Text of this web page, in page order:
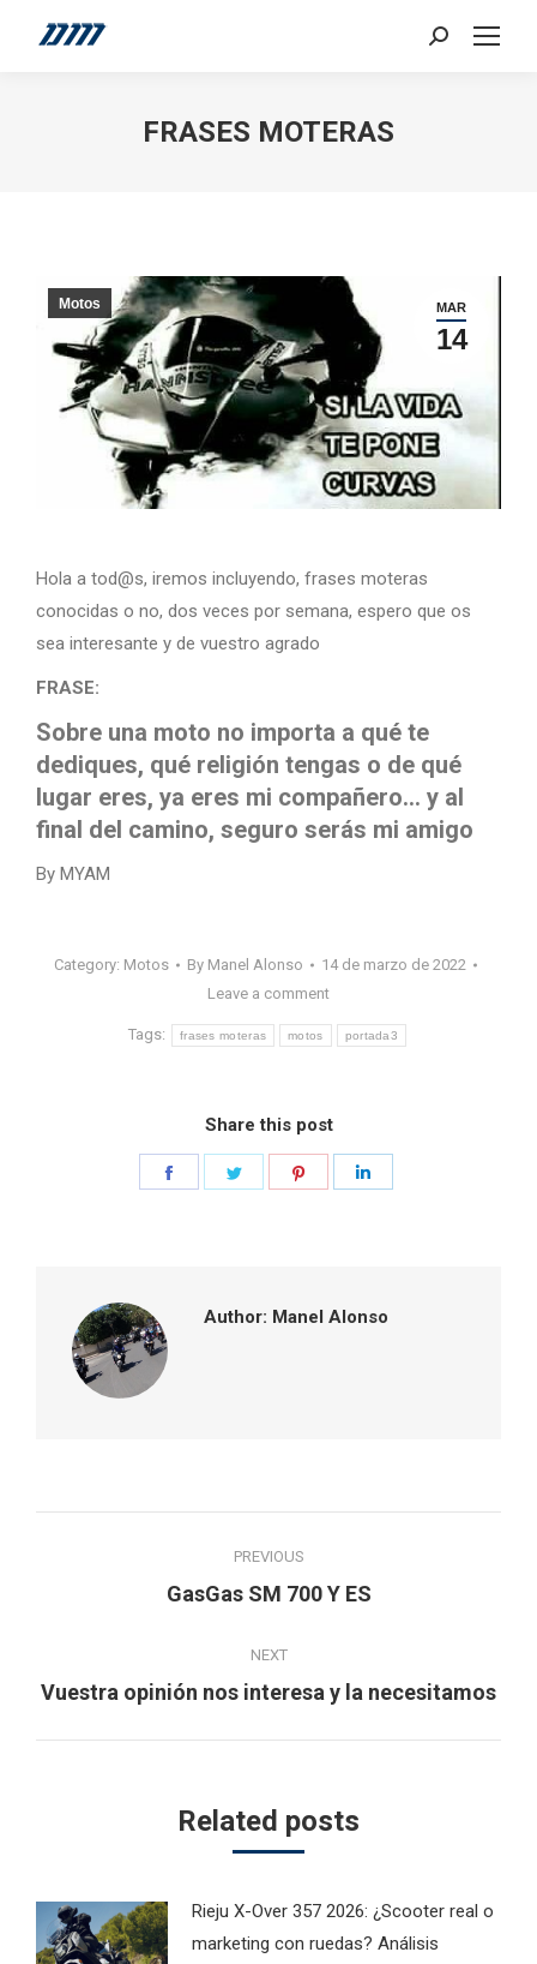
Search:
FRASES MOTERAS
MAR
14
Motos
Hola a tod@s, iremos incluyendo, frases moteras
conocidas o no, dos veces por semana, espero que os
sea interesante y de vuestro agrado
FRASE:
Sobre una moto no importa a qué te
dediques, qué religión tengas o de qué
lugar eres, ya eres mi compañero… y al
final del camino, seguro serás mi amigo
By MYAM
Category: Motos By Manel Alonso
14 de marzo de 2022
Leave a comment
Tags: frases moteras motos portada3
Share this post
Author: Manel Alonso
navigation
PREVIOUS
Previous
GasGas SM 700 Y ES
NEXT
Next
Vuestra opinión nos interesa y la necesitamos
Related posts
Rieju X-Over 357 2026: ¿Scooter real o
marketing con ruedas? Análisis